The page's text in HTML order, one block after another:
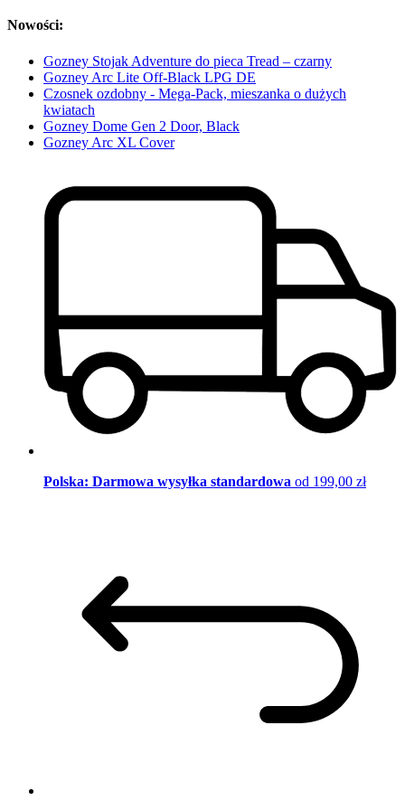
Nowości:
Gozney Stojak Adventure do pieca Tread – czarny
Gozney Arc Lite Off-Black LPG DE
Czosnek ozdobny - Mega-Pack, mieszanka o dużych
kwiatach
Gozney Dome Gen 2 Door, Black
Gozney Arc XL Cover
Polska: Darmowa wysyłka standardowa od 199,00 zł